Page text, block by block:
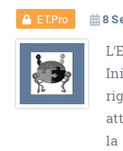
ET.Pro 8
la